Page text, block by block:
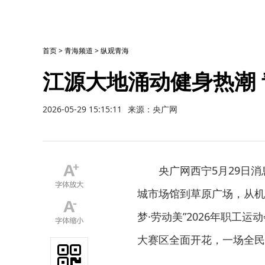
首页>青海频道 >纵观青海
江源大地涌动健身热
2026-05-29 15:15:11 来源：央广网
央广网西宁5月29日
城市场馆到草原广场，从
梦·劳动美”2026年职工运
大赛区全面开花，一场全